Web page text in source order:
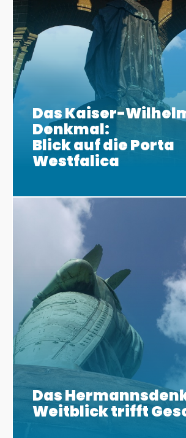
Das Kaiser-
Denkmal:
Blick auf die Porta
Westfalica
Das
Weitblick trifft